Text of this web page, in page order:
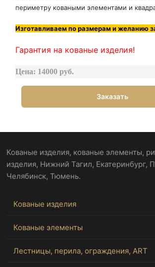
периметру коваными элементами и
Изготавливаем по размерам и желанию
Гарантия на кованые изделия!
Цена: 14000 руб.
Заказать
Кованые изделия, кованые элементы,
изделия, Нижний Тагил, Екатеринбург,
Челябинск, Тюмень.
Кованые изделия
Кованые элементы
Лестницы, перила, ограждения, ART